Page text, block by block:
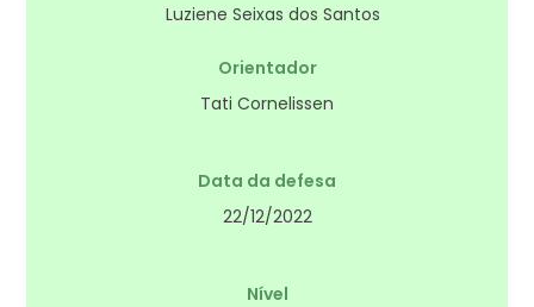
Luziene Seixas dos Santos
Orientador
Tati Cornelissen
Data da defesa
22/12/2022
Nível